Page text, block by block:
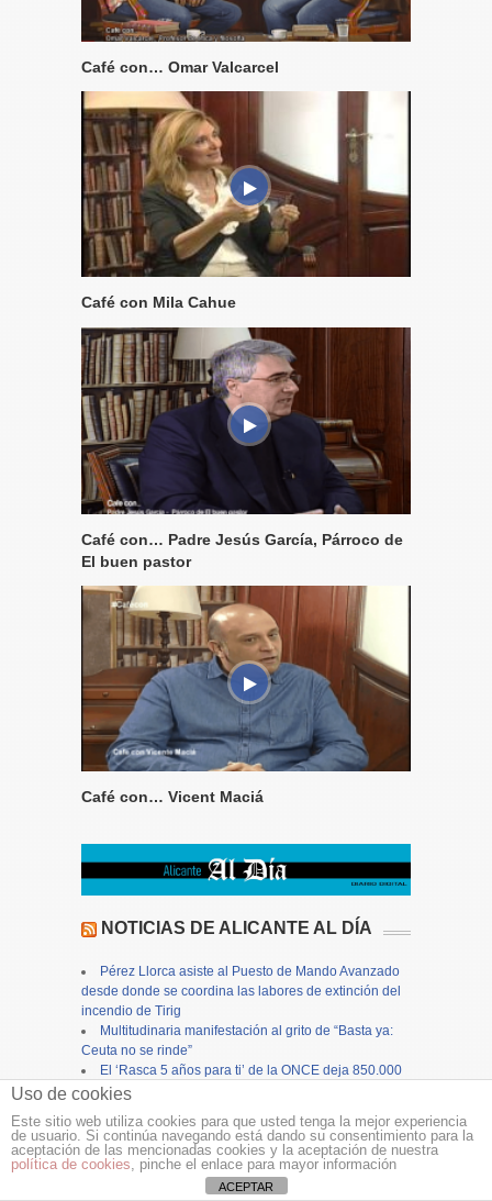
Café con… Omar Valcarcel
Café con Mila Cahue
Café con… Padre Jesús García, Párroco de
El buen pastor
Café con… Vicent Maciá
NOTICIAS DE ALICANTE AL DÍA
Pérez Llorca asiste al Puesto de Mando Avanzado
desde donde se coordina las labores de extinción del
incendio de Tirig
Multitudinaria manifestación al grito de “Basta ya:
Ceuta no se rinde”
El ‘Rasca 5 años para ti’ de la ONCE deja 850.000
euros en Finestrat y el cupón diario reparte 70.000 €
Alicante autoriza las fiestas en urbanizaciones en
las zonas de playa el fin de semana del 14 al 16 de
agosto
San Vicente del Raspeig subvenciona por primera
Uso de cookies
Este sitio web utiliza cookies para que usted tenga la mejor experiencia
de usuario. Si continúa navegando está dando su consentimiento para la
aceptación de las mencionadas cookies y la aceptación de nuestra
política de cookies, pinche el enlace para mayor información
ACEPTAR